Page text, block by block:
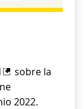
sobre la
2022.